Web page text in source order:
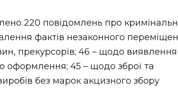
220 повідомлень про
фактів незаконного
прекурсорів; 46 – щодо виявлення
оформлення; 45 – щодо зброї та
без марок акцизного збору